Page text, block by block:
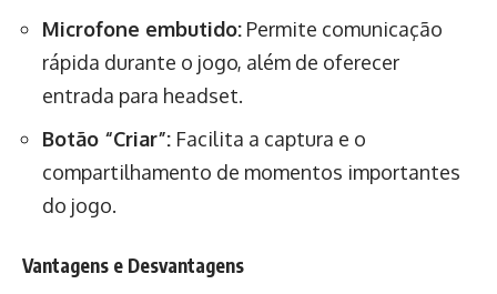
Microfone embutido: Permite comunicação
rápida durante o jogo, além de oferecer
entrada para headset.
Botão “Criar”: Facilita a captura e o
compartilhamento de momentos importantes
do jogo.
Vantagens e Desvantagens